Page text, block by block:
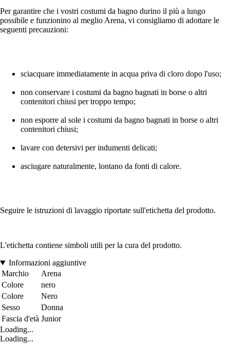
Per garantire che i vostri costumi da bagno durino il più a lungo
possibile e funzionino al meglio Arena, vi consigliamo di adottare le
seguenti precauzioni:
sciacquare immediatamente in acqua priva di cloro dopo l'uso;
non conservare i costumi da bagno bagnati in borse o altri
contenitori chiusi per troppo tempo;
non esporre al sole i costumi da bagno bagnati in borse o altri
contenitori chiusi;
lavare con detersivi per indumenti delicati;
asciugare naturalmente, lontano da fonti di calore.
Seguire le istruzioni di lavaggio riportate sull'etichetta del prodotto.
L'etichetta contiene simboli utili per la cura del prodotto.
Informazioni aggiuntive
Marchio
Arena
Colore
nero
Colore
Nero
Sesso
Donna
Fascia d'età Junior
Loading...
Loading...